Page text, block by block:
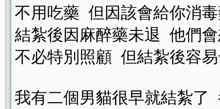
不用吃藥 但因該會給你消
結紮後因麻醉藥未退 他們
不必特別照顧 但結紮後容
我有二個男貓很早就結紮了